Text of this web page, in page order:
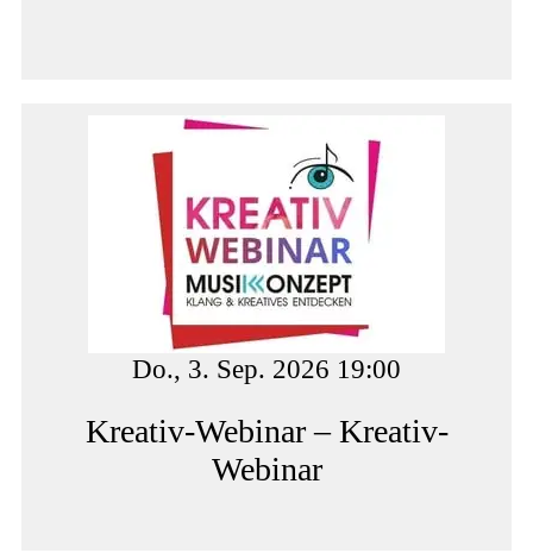
Do., 3. Sep. 2026 19:00
Kreativ-Webinar – Kreativ-
Webinar